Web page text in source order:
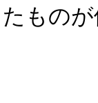
たものが